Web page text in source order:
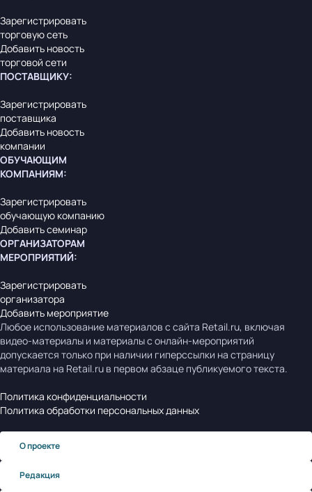
Зарегистрировать
торговую сеть
Добавить новость
торговой сети
ПОСТАВЩИКУ:
Зарегистрировать
поставщика
Добавить новость
компании
ОБУЧАЮЩИМ
КОМПАНИЯМ:
Зарегистрировать
обучающую компанию
Добавить семинар
ОРГАНИЗАТОРАМ
МЕРОПРИЯТИЙ:
Зарегистрировать
организатора
Добавить мероприятие
Любое использование материалов с сайта Retail.ru, включая
видео-материалы и материалы с онлайн-мероприятий
допускается только при наличии гиперссылки на страницу
материала на Retail.ru в первом абзаце публикуемого текста.
Политика конфиденциальности
Политика обработки персональных данных
О проекте
Редакция